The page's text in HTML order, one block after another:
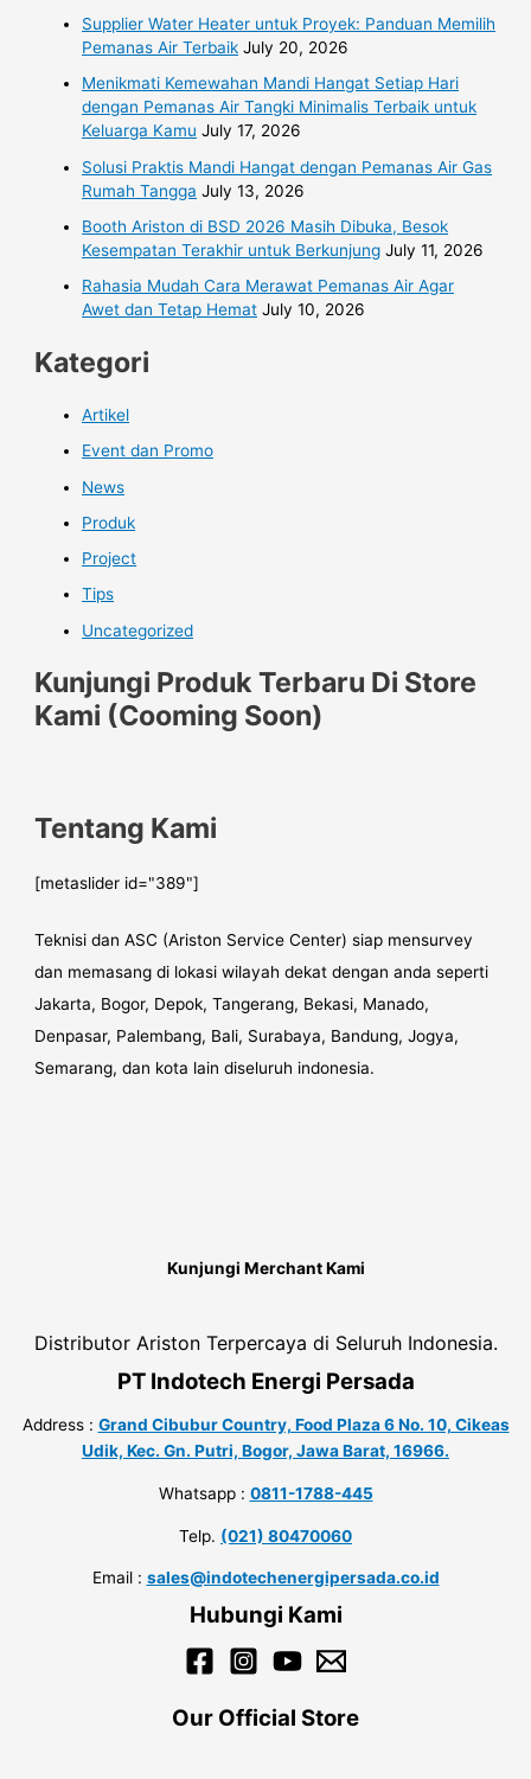
Supplier Water Heater untuk Proyek: Panduan Memilih
Pemanas Air Terbaik July 20, 2026
Menikmati Kemewahan Mandi Hangat Setiap Hari
dengan Pemanas Air Tangki Minimalis Terbaik untuk
Keluarga Kamu July 17, 2026
Solusi Praktis Mandi Hangat dengan Pemanas Air Gas
Rumah Tangga July 13, 2026
Booth Ariston di BSD 2026 Masih Dibuka, Besok
Kesempatan Terakhir untuk Berkunjung July 11, 2026
Rahasia Mudah Cara Merawat Pemanas Air Agar
Awet dan Tetap Hemat July 10, 2026
Kategori
Artikel
Event dan Promo
News
Produk
Project
Tips
Uncategorized
Kunjungi Produk Terbaru Di Store
Kami (Cooming Soon)
Tentang Kami
[metaslider id="389"]
Teknisi dan ASC (Ariston Service Center) siap mensurvey
dan memasang di lokasi wilayah dekat dengan anda seperti
Jakarta, Bogor, Depok, Tangerang, Bekasi, Manado,
Denpasar, Palembang, Bali, Surabaya, Bandung, Jogya,
Semarang, dan kota lain diseluruh indonesia.
Kunjungi Merchant Kami
Distributor Ariston Terpercaya di Seluruh Indonesia.
PT Indotech Energi Persada
Address : Grand Cibubur Country, Food Plaza 6 No. 10, Cikeas
Udik, Kec. Gn. Putri, Bogor, Jawa Barat, 16966.
Whatsapp : 0811-1788-445
Telp. (021) 80470060
Email : sales@indotechenergipersada.co.id
Hubungi Kami
Our Official Store